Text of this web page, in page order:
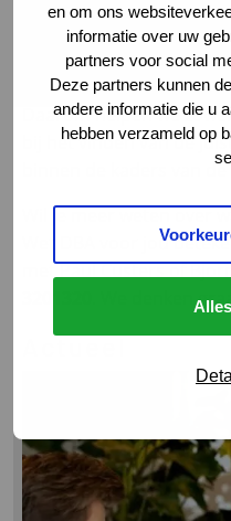
en om ons
informatie over uw
partners voor social
Deze partners kunnen
andere informatie die u
hebben verzameld op
betekenen?
Bij VIA Logistics
belangrijk flexibiliteit is
Daarom helpen we
bij het vinden van de
binnen de kaders van
Wil je meer weten over
Wet DBA voor jou
met Paul Custers of
. We denken
Actueel
over
Nieuwe
samenstelling